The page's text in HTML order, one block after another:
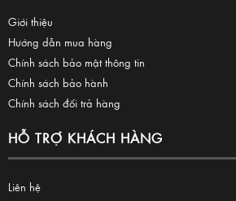
Giới thiệu
Hướng dẫn mua hàng
Chính sách bảo mật thông tin
Chính sách bảo hành
Chính sách đổi trả hàng
HỖ TRỢ KHÁCH HÀNG
Liên hệ